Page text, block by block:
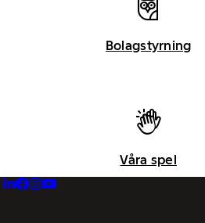
Bolagstyrning
Våra spel